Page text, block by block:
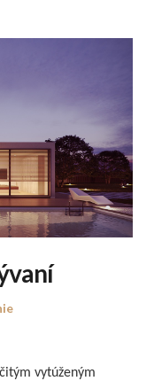
vytúženým